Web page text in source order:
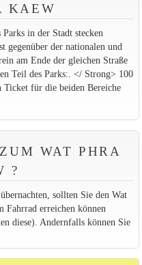
KAEW
in der Stadt stecken
gegenüber der nationalen und
am Ende der gleichen Straße
Teil des Parks:. </ Strong> 100
für die beiden Bereiche
WAT PHRA
?
sollten Sie den Wat
Fahrrad erreichen können
diese). Andernfalls können Sie